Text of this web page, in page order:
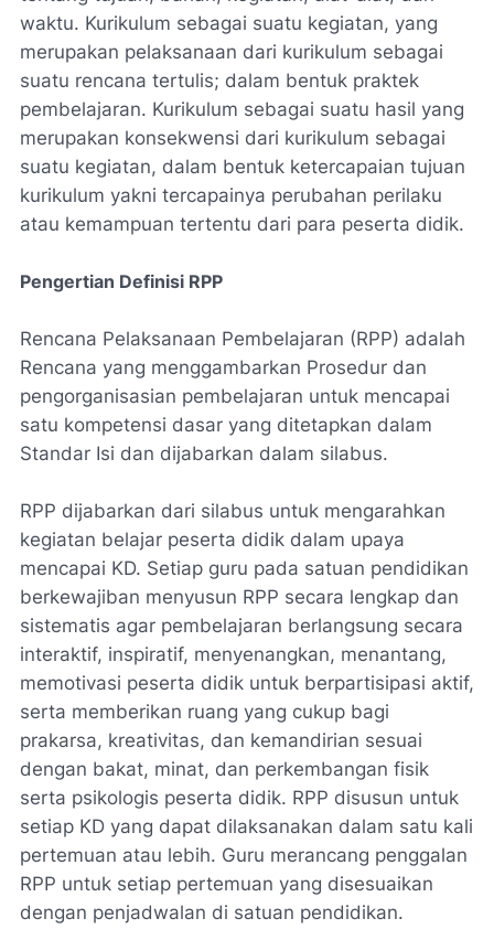
waktu. Kurikulum sebagai suatu kegiatan, yang
merupakan pelaksanaan dari kurikulum sebagai
suatu rencana tertulis; dalam bentuk praktek
pembelajaran. Kurikulum sebagai suatu hasil yang
merupakan konsekwensi dari kurikulum sebagai
suatu kegiatan, dalam bentuk ketercapaian tujuan
kurikulum yakni tercapainya perubahan perilaku
atau kemampuan tertentu dari para peserta didik.
Pengertian Definisi RPP
Rencana Pelaksanaan Pembelajaran (RPP) adalah
Rencana yang menggambarkan Prosedur dan
pengorganisasian pembelajaran untuk mencapai
satu kompetensi dasar yang ditetapkan dalam
Standar Isi dan dijabarkan dalam silabus.
RPP dijabarkan dari silabus untuk mengarahkan
kegiatan belajar peserta didik dalam upaya
mencapai KD. Setiap guru pada satuan pendidikan
berkewajiban menyusun RPP secara lengkap dan
sistematis agar pembelajaran berlangsung secara
interaktif, inspiratif, menyenangkan, menantang,
memotivasi peserta didik untuk berpartisipasi aktif,
serta memberikan ruang yang cukup bagi
prakarsa, kreativitas, dan kemandirian sesuai
dengan bakat, minat, dan perkembangan fisik
serta psikologis peserta didik. RPP disusun untuk
setiap KD yang dapat dilaksanakan dalam satu kali
pertemuan atau lebih. Guru merancang penggalan
RPP untuk setiap pertemuan yang disesuaikan
dengan penjadwalan di satuan pendidikan.